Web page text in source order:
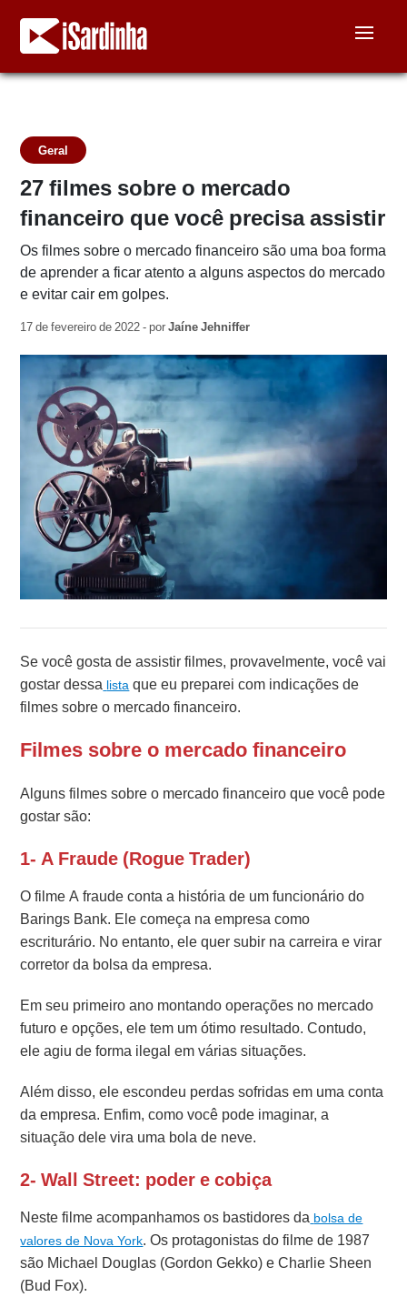
Geral
27 filmes sobre o mercado
financeiro que você precisa assistir
Os filmes sobre o mercado financeiro são uma boa forma
de aprender a ficar atento a alguns aspectos do mercado
e evitar cair em golpes.
17 de fevereiro de 2022 - porJaíne Jehniffer
Se você gosta de assistir filmes, provavelmente, você vai
gostar dessa lista que eu preparei com indicações de
filmes sobre o mercado financeiro.
Filmes sobre o mercado financeiro
Alguns filmes sobre o mercado financeiro que você pode
gostar são:
1- A Fraude (Rogue Trader)
O filme A fraude conta a história de um funcionário do
Barings Bank. Ele começa na empresa como
escriturário. No entanto, ele quer subir na carreira e virar
corretor da bolsa da empresa.
Em seu primeiro ano montando operações no mercado
futuro e opções, ele tem um ótimo resultado. Contudo,
ele agiu de forma ilegal em várias situações.
Além disso, ele escondeu perdas sofridas em uma conta
da empresa. Enfim, como você pode imaginar, a
situação dele vira uma bola de neve.
2- Wall Street: poder e cobiça
Neste filme acompanhamos os bastidores da bolsa de
valores de Nova York. Os protagonistas do filme de 1987
são Michael Douglas (Gordon Gekko) e Charlie Sheen
(Bud Fox).